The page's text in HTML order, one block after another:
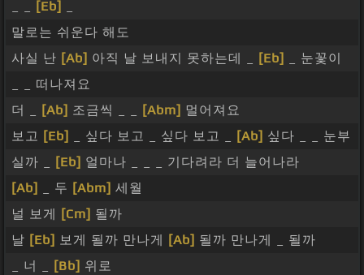
[Eb]
말로는 쉬운다 해도
사실 난 [Ab] 아직 날 보내지 못하는데 _ [Eb]
_ 눈꽃이
_ _ 떠나져요
더 _
[Ab] 조금씩 _ _ [Abm] 멀어져요
보고 [Eb] _ 싶다 보고 _ 싶다 보고 _ [Ab] 싶다 _ _ 눈부
실까 _
[Eb] 얼마나 _ _ _ 기다려라 더 늘어나라
[Ab]
_ 두 [Abm] 세월
널 보게
[Cm] 될까
날 [Eb] 보게 될까 만나게 [Ab] 될까 만나게 _ 될까
_ 너 _
[Bb] 위로